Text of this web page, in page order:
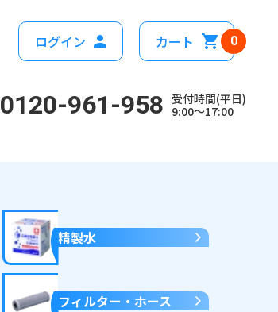
ログイン カート 0
0120-961-958 受付時間(平日)
9:00～17:00
精製水
フィルター・ホース